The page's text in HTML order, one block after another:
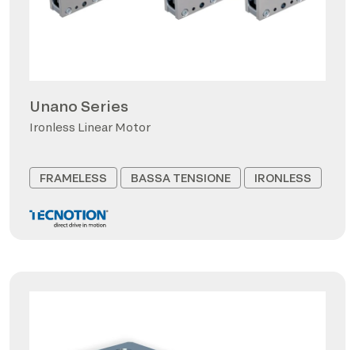
Unano Series
Ironless Linear Motor
FRAMELESS BASSA TENSIONE IRONLESS